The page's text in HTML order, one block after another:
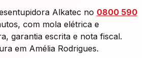
Alkatec no 0800 590
com mola elétrica e
garantia escrita e nota fiscal.
em Amélia Rodrigues.